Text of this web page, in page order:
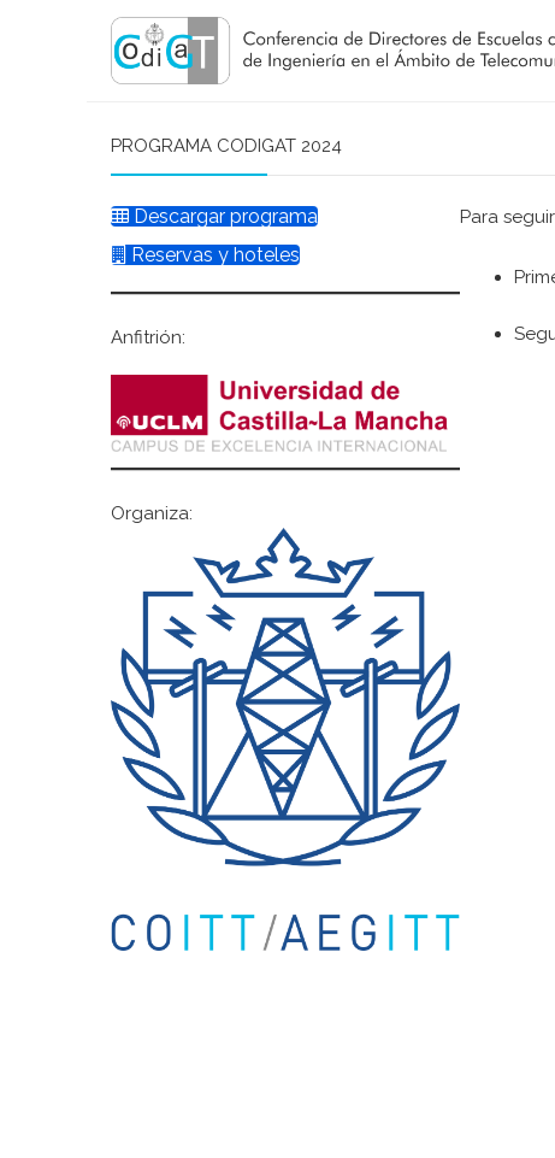
PROGRAMA CODIGAT 2024
Descargar programa
Reservas y hoteles
Anfitrión:
Organiza:
Para